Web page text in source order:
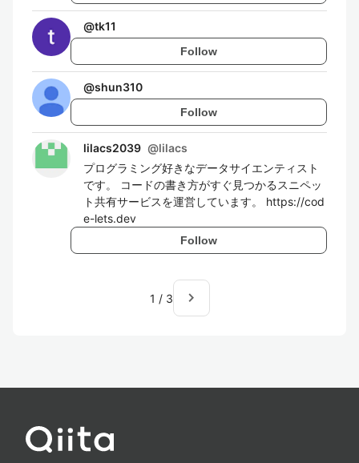
@tk11
Follow
@shun310
Follow
lilacs2039 @lilacs
プログラミング好きなデータサイエンティスト
です。 コードの書き方がすぐ見つかるスニペッ
ト共有サービスを運営しています。 https://cod
e-lets.dev
Follow
1 / 3 navigate_next